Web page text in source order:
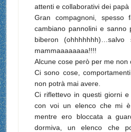
attenti e collaborativi dei papà
Gran compagnoni, spesso
cambiano pannolini e sanno
biberon (ohhhhhhh)…salvo
mammaaaaaaaa!!!!
Alcune cose però per me non
Ci sono cose,
non potrà mai avere.
Ci riflettevo in questi giorni
con voi un elenco che mi
mentre ero bloccata a
dormiva, un elenco che